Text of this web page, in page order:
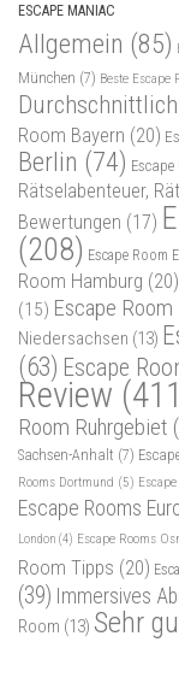
ESCAPE MANIAC
Allgemein (85)
München (7) Beste Escape
Durchschnittlich
Room Bayern (20)
Berlin (74)
Rätselabenteuer,
Bewertungen (17)
(208) Escape Room
Room Hamburg (20)
(15) Escape
Niedersachsen (13)
(63) Escape
Review
Room Ruhrgebiet
Sachsen-Anhalt (7)
Rooms Dortmund (5)
Escape Rooms
London (4) Escape Rooms
Room Tipps (20)
(39) Immersives
Room (13) Sehr